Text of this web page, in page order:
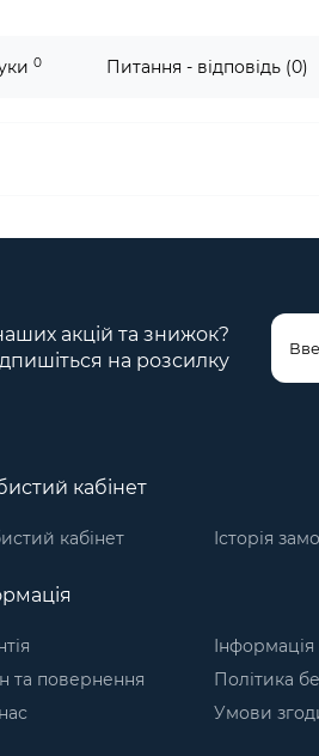
0 Питання - відповідь (0)
акцій та знижок?
на розсилку
кабінет
кабінет Історія
та повернення
Політика
Умови